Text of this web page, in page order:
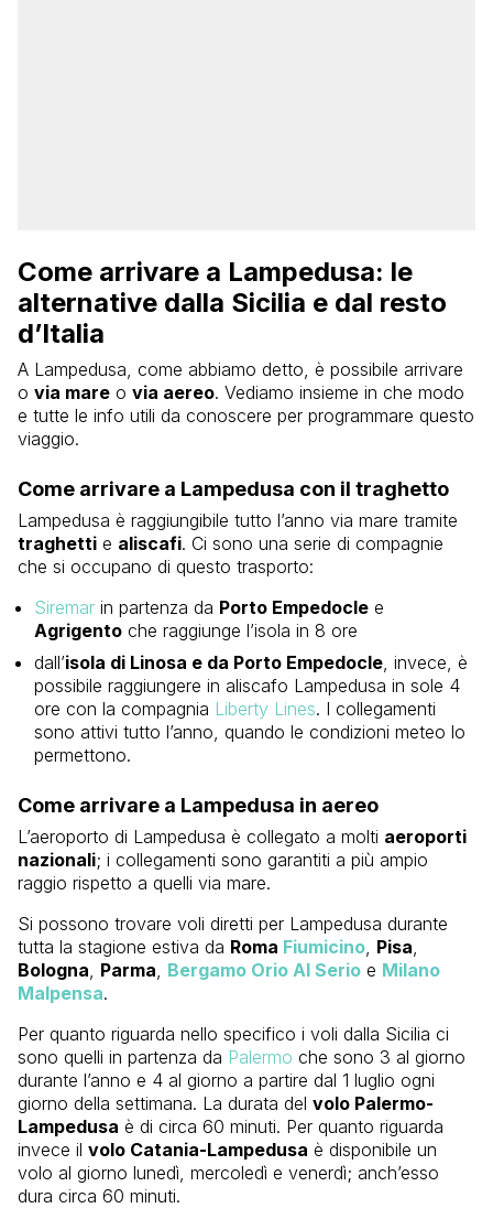
Come arrivare a Lampedusa: le
alternative dalla Sicilia e dal resto
d’Italia
A Lampedusa, come abbiamo detto, è possibile arrivare
o via mare o via aereo. Vediamo insieme in che modo
e tutte le info utili da conoscere per programmare questo
viaggio.
Come arrivare a Lampedusa con il traghetto
Lampedusa è raggiungibile tutto l’anno via mare tramite
traghetti e aliscafi. Ci sono una serie di compagnie
che si occupano di questo trasporto:
Siremar in partenza da Porto Empedocle e
Agrigento che raggiunge l’isola in 8 ore
dall’isola di Linosa e da Porto Empedocle , invece, è
possibile raggiungere in aliscafo Lampedusa in sole 4
ore con la compagnia Liberty Lines. I collegamenti
sono attivi tutto l’anno, quando le condizioni meteo lo
permettono.
Come arrivare a Lampedusa in aereo
L’aeroporto di Lampedusa è collegato a molti aeroporti
nazionali; i collegamenti sono garantiti a più ampio
raggio rispetto a quelli via mare.
Si possono trovare voli diretti per Lampedusa durante
tutta la stagione estiva da Roma Fiumicino Pisa
Bologna Parma Bergamo Orio Al Serio e Milano
Malpensa.
Per quanto riguarda nello specifico i voli dalla Sicilia ci
sono quelli in partenza da Palermo che sono 3 al giorno
durante l’anno e 4 al giorno a partire dal 1 luglio ogni
giorno della settimana. La durata del volo Palermo-
Lampedusa è di circa 60 minuti. Per quanto riguarda
invece il volo Catania-Lampedusa è disponibile un
volo al giorno lunedì, mercoledì e venerdì; anch’esso
dura circa 60 minuti.